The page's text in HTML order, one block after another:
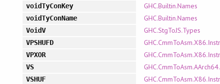
voidTyConKey GHC.Builtin.Names
voidTyConName GHC.Builtin.Names
VoidV GHC.StgToJS.Types
VPSHUFD
VPXOR
VS
VSHUF